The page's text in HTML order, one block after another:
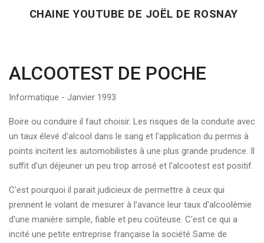
CHAINE YOUTUBE DE JOËL DE ROSNAY
ALCOOTEST DE POCHE
Informatique - Janvier 1993
Boire ou conduire il faut choisir. Les risques de la conduite avec
un taux élevé d'alcool dans le sang et l'application du permis à
points incitent les automobilistes à une plus grande prudence. Il
suffit d'un déjeuner un peu trop arrosé et l'alcootest est positif.
C'est pourquoi il parait judicieux de permettre à ceux qui
prennent le volant de mesurer à l'avance leur taux d'alcoolémie
d'une manière simple, fiable et peu coûteuse. C'est ce qui a
incité une petite entreprise française la société Same de